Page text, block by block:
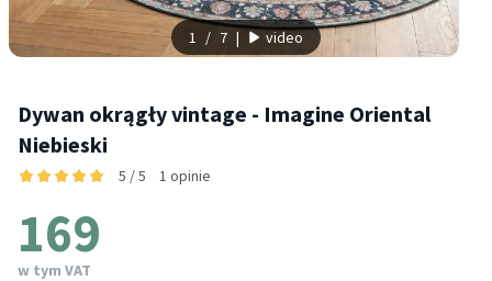
1 / 7 | video
Dywan okrągły vintage - Imagine Oriental
Niebieski
5 / 5 1 opinie
169
w tym VAT